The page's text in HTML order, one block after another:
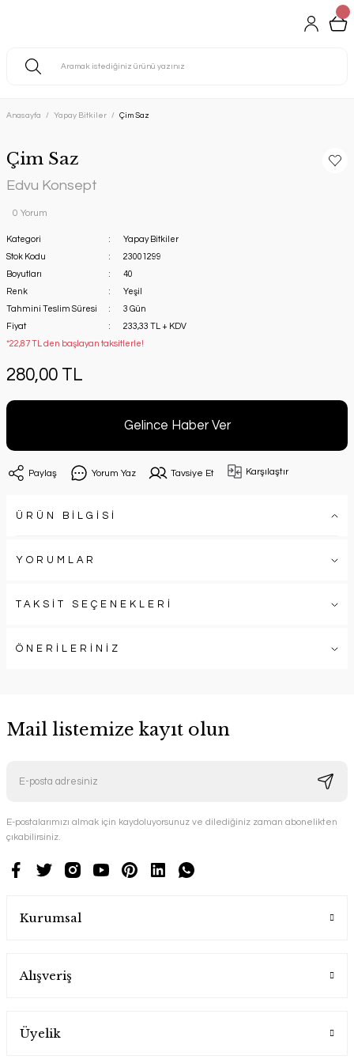
Anasayfa Yapay Bitkiler Çim Saz
Çim Saz
Edvu Konsept
0 Yorum
Kategori
Yapay Bitkiler
Stok Kodu
23001299
Boyutları
40
Renk
Yeşil
Tahmini Teslim Süresi
3 Gün
Fiyat
233,33 TL + KDV
*22,87 TL den başlayan taksitlerle!
280,00 TL
Gelince Haber Ver
Paylaş Yorum Yaz Tavsiye Et Karşılaştır
ÜRÜN BİLGİSİ
YORUMLAR
TAKSİT SEÇENEKLERİ
ÖNERİLERİNİZ
Mail listemize kayıt olun
E-postalarımızı almak için kaydoluyorsunuz ve dilediğiniz zaman abonelikten
çıkabilirsiniz.
Kurumsal
Alışveriş
Üyelik